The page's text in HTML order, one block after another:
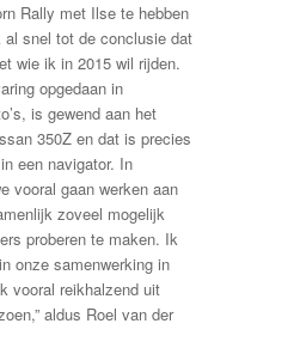
Rally met Ilse te hebben
al snel tot de conclusie dat
wie ik in 2015 wil rijden.
opgedaan in
is gewend aan het
350Z en dat is precies
een navigator. In
vooral gaan werken aan
zoveel mogelijk
proberen te maken. Ik
onze samenwerking in
vooral reikhalzend uit
aldus Roel van der